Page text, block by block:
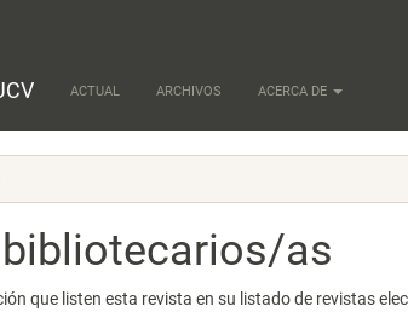
ACTUAL ARCHIVOS ACERCA DE
as
que listen esta revista en su listado de revistas